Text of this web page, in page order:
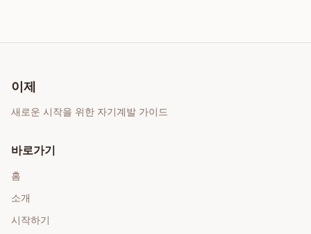
이제
새로운 시작을 위한 자기계발 가이드
바로가기
홈
소개
시작하기